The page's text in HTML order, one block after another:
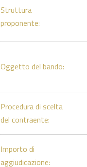
Struttura
proponente:
Oggetto del bando:
Procedura di scelta
del contraente:
Importo di
aggiudicazione: